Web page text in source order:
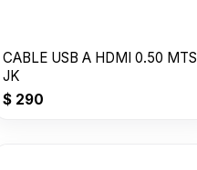
CABLE USB A HDMI 0.50 MTS
JK
$ 290